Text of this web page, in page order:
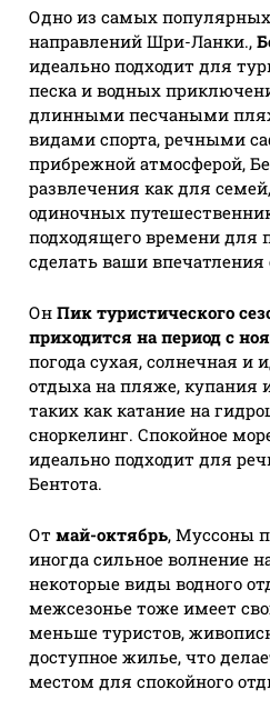
Одно из самых
направлений Шри-Ланки.,
идеально подходит для
песка и водных
длинными песчаными
видами спорта, речными
прибрежной атмосферой,
развлечения как для
одиночных
подходящего времени для
сделать ваши
Он Пик туристического
приходится на период с
погода сухая, солнечная и
отдыха на пляже, купания
таких как катание на
сноркелинг. Спокойное
идеально подходит для
Бентота.
От май-октябрь, Муссоны
иногда сильное волнение
некоторые виды водного
межсезонье тоже имеет
меньше туристов,
доступное жилье, что
местом для спокойного